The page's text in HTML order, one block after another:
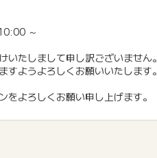
～
いたしまして申し訳ございません。
すようよろしくお願いいたします。
をよろしくお願い申し上げます。